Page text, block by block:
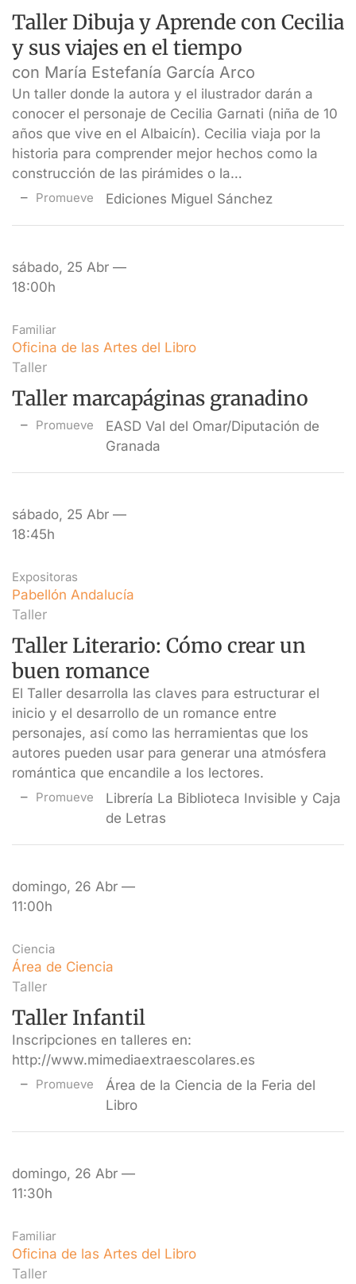
Taller Dibuja y Aprende con Cecilia
y sus viajes en el tiempo
con María Estefanía García Arco
Un taller donde la autora y el ilustrador darán a
conocer el personaje de Cecilia Garnati (niña de 10
años que vive en el Albaicín). Cecilia viaja por la
historia para comprender mejor hechos como la
construcción de las pirámides o la…
Promueve Ediciones Miguel Sánchez
sábado, 25 Abr —
18:00h
Familiar
Oficina de las Artes del Libro
Taller
Taller marcapáginas granadino
Promueve
EASD Val del Omar/Diputación de
Granada
sábado, 25 Abr —
18:45h
Expositoras
Pabellón Andalucía
Taller
Taller Literario: Cómo crear un
buen romance
El Taller desarrolla las claves para estructurar el
inicio y el desarrollo de un romance entre
personajes, así como las herramientas que los
autores pueden usar para generar una atmósfera
romántica que encandile a los lectores.
Promueve
Librería La Biblioteca Invisible y Caja
de Letras
domingo, 26 Abr —
11:00h
Ciencia
Área de Ciencia
Taller
Taller Infantil
Inscripciones en talleres en:
http://www.mimediaextraescolares.es
Promueve
Área de la Ciencia de la Feria del
Libro
domingo, 26 Abr —
11:30h
Familiar
Oficina de las Artes del Libro
Taller